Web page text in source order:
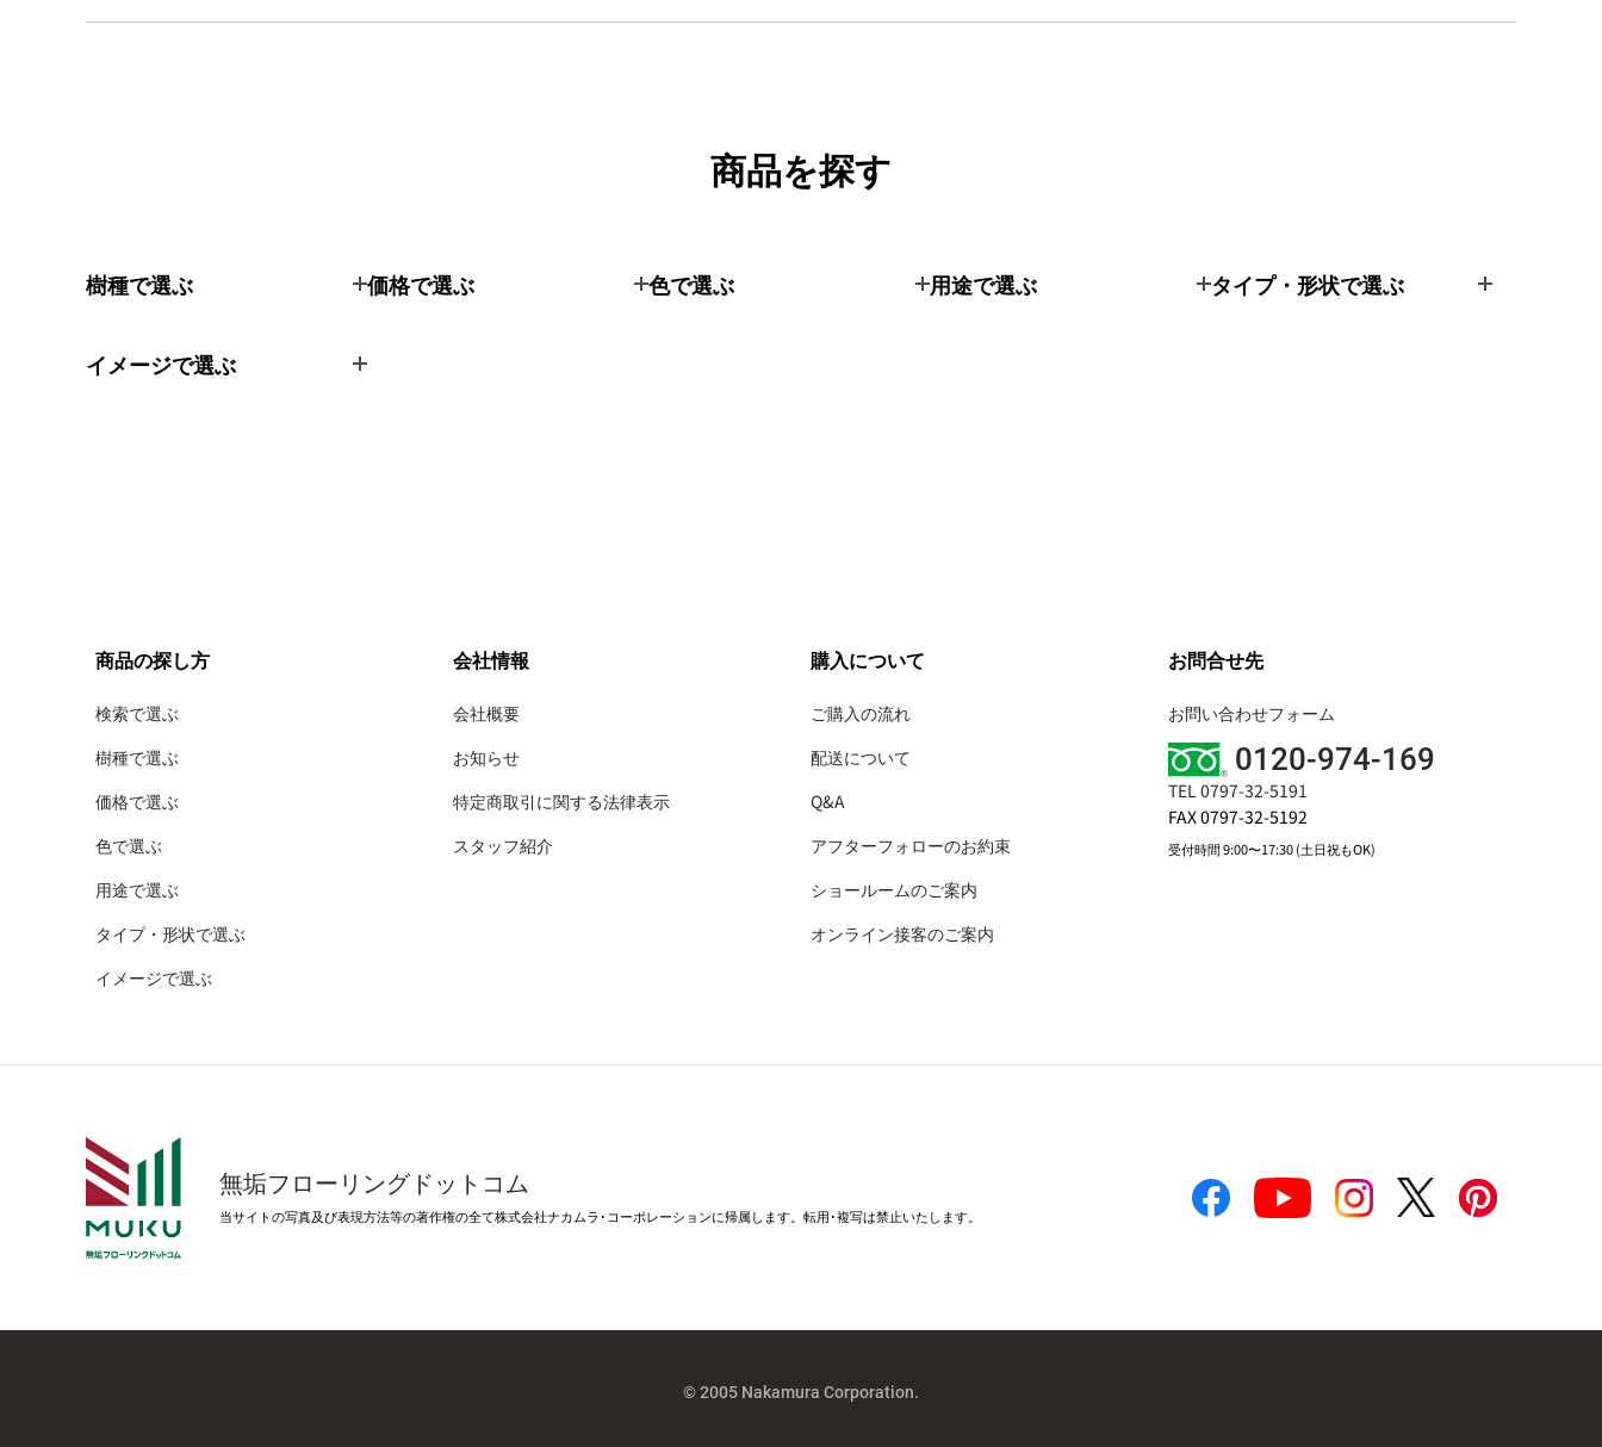
商品を探す
樹種で選ぶ 価格で選ぶ 色で選ぶ 用途で選ぶ タイプ・形状で選ぶ
イメージで選ぶ
商品の探し方
検索で選ぶ
樹種で選ぶ
価格で選ぶ
色で選ぶ
用途で選ぶ
タイプ・形状で選ぶ
イメージで選ぶ
会社情報
会社概要
お知らせ
特定商取引に関する法律表示
スタッフ紹介
購入について
ご購入の流れ
配送について
Q&A
アフターフォローのお約束
ショールームのご案内
オンライン接客のご案内
お問合せ先
お問い合わせフォーム
0120-974-169
TEL 0797-32-5191
FAX 0797-32-5192
受付時間 9:00〜17:30 (土日祝もOK)
無垢フローリングドットコム
当サイトの写真及び表現方法等の著作権の全て株式会社ナカムラ･コーポレーションに帰属します。転用･複写は禁止いたします。
© 2005 Nakamura Corporation.